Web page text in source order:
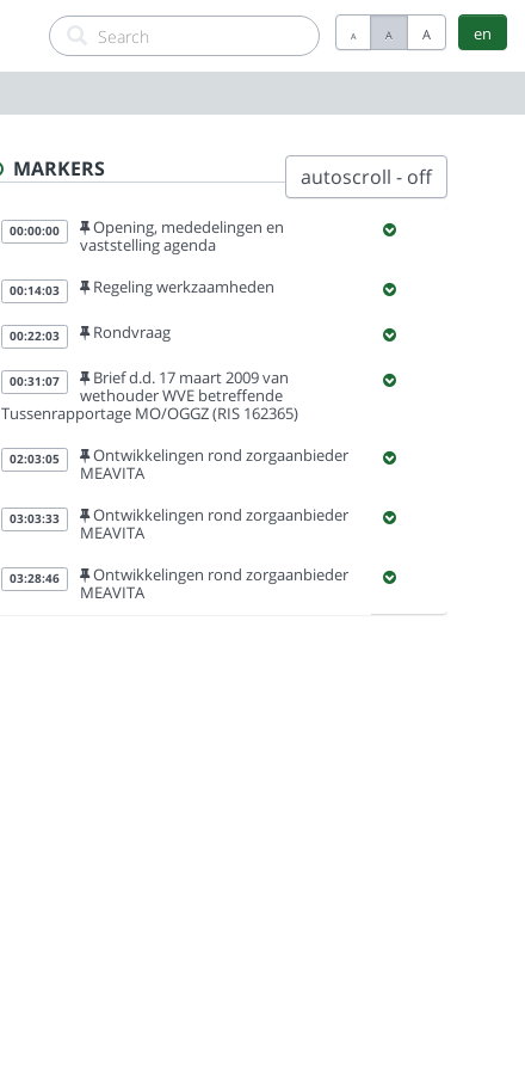
en
A A A
MARKERS autoscroll - off
00:00:00
Opening, mededelingen en
vaststelling agenda
00:14:03 Regeling werkzaamheden
00:22:03 Rondvraag
00:31:07
Brief d.d. 17 maart 2009 van
wethouder WVE betreffende
Tussenrapportage MO/OGGZ (RIS 162365)
02:03:05
Ontwikkelingen rond zorgaanbieder
MEAVITA
03:03:33
Ontwikkelingen rond zorgaanbieder
MEAVITA
03:28:46
Ontwikkelingen rond zorgaanbieder
MEAVITA